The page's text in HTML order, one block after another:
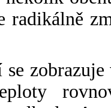
radikálně